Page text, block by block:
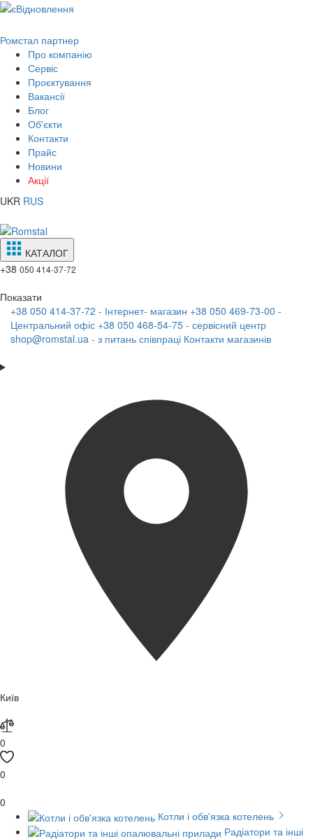
Ромстал партнер
Про компанію
Сервіс
Проєктування
Вакансії
Блог
Об'єкти
Контакти
Прайс
Новини
Акції
UKR RUS
КАТАЛОГ
+38 050 414-37-72
Показати
+38 050 414-37-72 - Інтернет- магазин +38 050 469-73-00 -
Центральний офіс +38 050 468-54-75 - сервісний центр
shop@romstal.ua - з питань співпраці Контакти магазинів
Київ
0
0
0
Котли і обв'язка котелень
Радіатори та інші